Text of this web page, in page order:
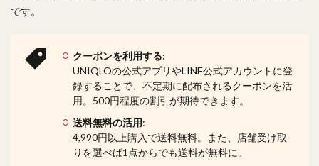
です。
クーポンを利用する:
UNIQLOの公式アプリやLINE公式アカウントに登
録することで、不定期に配布されるクーポンを活
用。500円程度の割引が期待できます。
送料無料の活用:
4,990円以上購入で送料無料。また、店舗受け取
りを選べば1点からでも送料が無料に。